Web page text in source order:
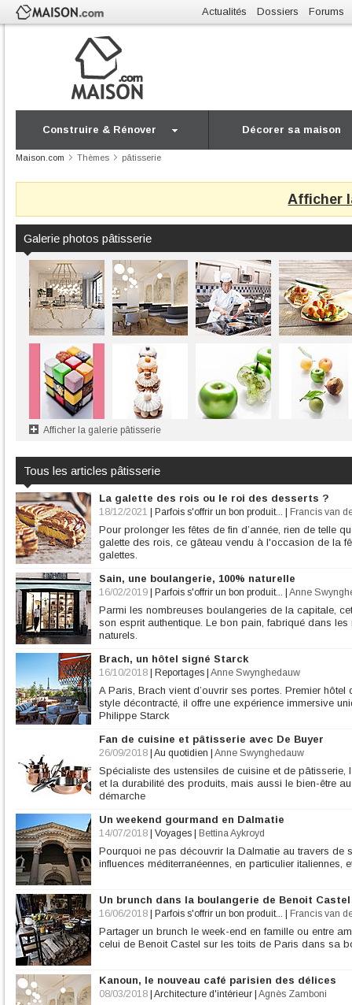
Actualités Dossiers Forums
Construire & Rénover Décorer sa maison
Maison.com Thèmes pâtisserie
Afficher
Galerie photos pâtisserie
Afficher la galerie pâtisserie
Tous les articles pâtisserie
La galette des rois ou le roi des desserts ?
18/12/2021 Parfois s'offrir un bon produit... Francis van
Pour prolonger les fêtes de fin d’année, rien de telle
galette des rois, ce gâteau vendu à l'occasion de la
galettes.
Sain, une boulangerie, 100% naturelle
16/02/2019 Parfois s'offrir un bon produit... Anne
Parmi les nombreuses boulangeries de la capitale,
son esprit authentique. Le bon pain, fabriqué dans
naturels.
Brach, un hôtel signé Starck
16/10/2018 Reportages Anne Swynghedauw
A Paris, Brach vient d’ouvrir ses portes. Premier
style décontracté, il offre une expérience immersive
Philippe Starck
Fan de cuisine et pâtisserie avec De Buyer
26/09/2018 Au quotidien Anne Swynghedauw
Spécialiste des ustensiles de cuisine et de
et la durabilité des produits, mais aussi le bien-être
démarche
Un weekend gourmand en Dalmatie
14/07/2018 Voyages Bettina Aykroyd
Pourquoi ne pas découvrir la Dalmatie au travers de
influences méditerranéennes, en particulier italiennes,
Un brunch dans la boulangerie de Benoit Castel
16/06/2018 Parfois s'offrir un bon produit... Francis van
Partager un brunch le week-end en famille ou entre
celui de Benoit Castel sur les toits de Paris dans sa
Kanoun, le nouveau café parisien des délices
08/03/2018 Architecture d'intérieur Agnès Zamboni